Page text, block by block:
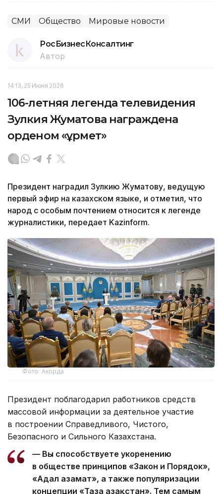
СМИ Общество Мировые новости
РосБизнесКонсалтинг
Автор
14:13, 25 Июня 2026
106-летняя легенда телевидения
Зулкия Жуматова награждена
орденом «Құрмет»
Президент наградил Зулкию Жуматову, ведущую
первый эфир на казахском языке, и отметил, что
народ с особым почтением относится к легенде
журналистики, передает Kazinform.
Фото: Акорда
Президент поблагодарил работников средств
массовой информации за деятельное участие
в построении Справедливого, Чистого,
Безопасного и Сильного Казахстана.
— Вы способствуете укоренению
в обществе принципов «Закон и Порядок»,
«Адал азамат», а также популяризации
концепции «Таза Қазақстан». Тем самым